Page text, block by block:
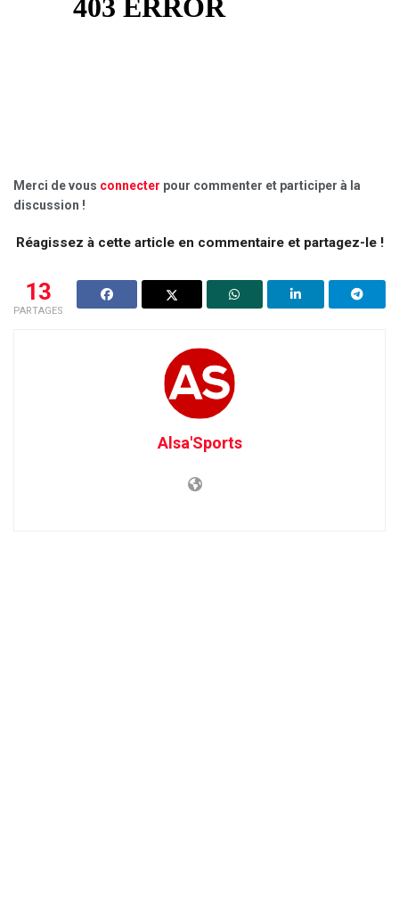
Merci de vous connecter pour commenter et participer à la
discussion !
Réagissez à cette article en commentaire et partagez-le !
13
PARTAGES
Alsa'Sports